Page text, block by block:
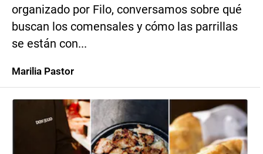
organizado por Filo, conversamos sobre qué
buscan los comensales y cómo las parrillas
se están con...
Marilia Pastor